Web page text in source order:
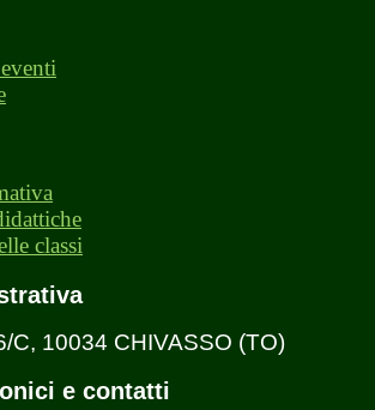
classi
C, 10034 CHIVASSO (TO)
e contatti